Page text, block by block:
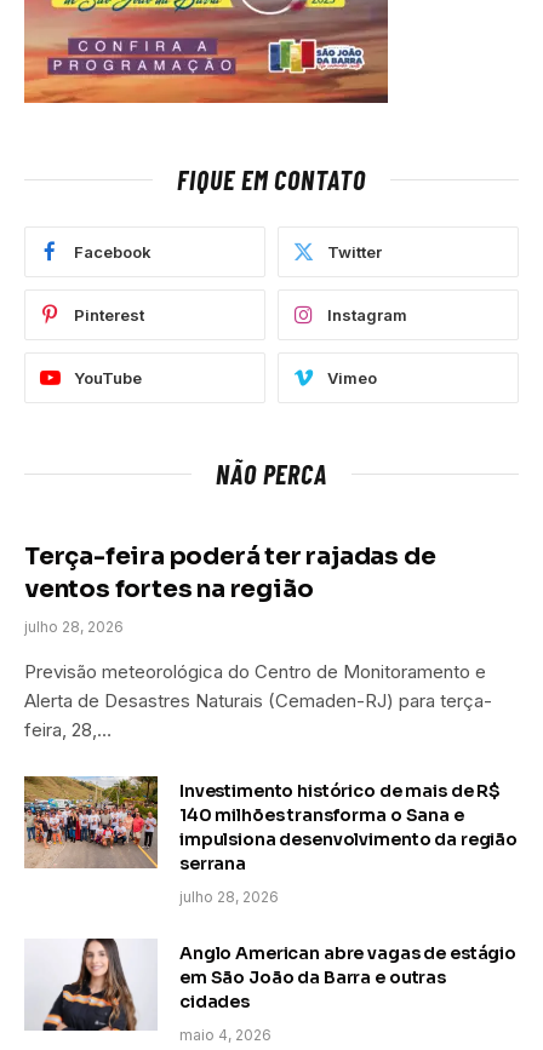
FIQUE EM CONTATO
Facebook Twitter
Pinterest Instagram
YouTube Vimeo
NÃO PERCA
Terça-feira poderá ter rajadas de
ventos fortes na região
julho 28, 2026
Previsão meteorológica do Centro de Monitoramento e
Alerta de Desastres Naturais (Cemaden-RJ) para terça-
feira, 28,…
Investimento histórico de mais de R$
140 milhões transforma o Sana e
impulsiona desenvolvimento da região
serrana
julho 28, 2026
Anglo American abre vagas de estágio
em São João da Barra e outras
cidades
maio 4, 2026